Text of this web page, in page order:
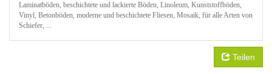
Laminatböden, beschichtete und lackierte Böden, Linoleum, Kunststoffböden,
Vinyl, Betonböden, moderne und beschichtete Fliesen, Mosaik, für alle Arten von
Schiefer, ...
Teilen